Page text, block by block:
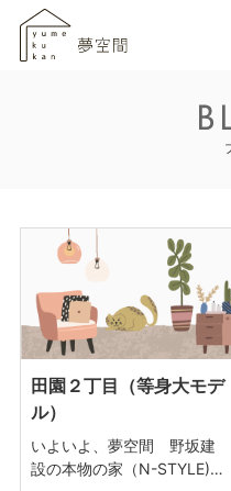
田園２丁目（等身大モデ
ル）
いよいよ、夢空間 野坂建
設の本物の家（N-STYLE)…